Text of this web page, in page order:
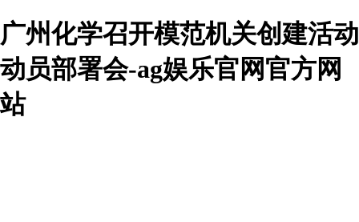
广州化学召开模范机关创建活动
动员部署会-ag娱乐官网官方网
站